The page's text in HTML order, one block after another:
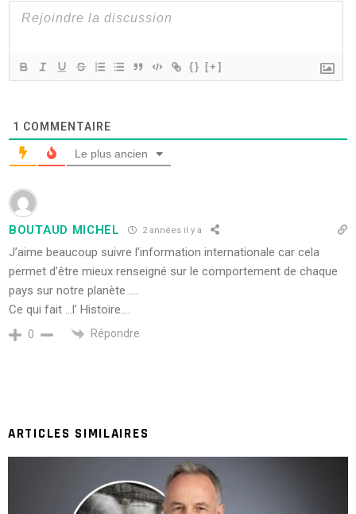
{} [+]
1 COMMENTAIRE
Le plus ancien
BOUTAUD MICHEL 2 années il y a
J’aime beaucoup suivre l’information internationale car cela
permet d’être mieux renseigné sur le comportement de chaque
pays sur notre planète ….
Ce qui fait …l’ Histoire….
0 Répondre
ARTICLES SIMILAIRES